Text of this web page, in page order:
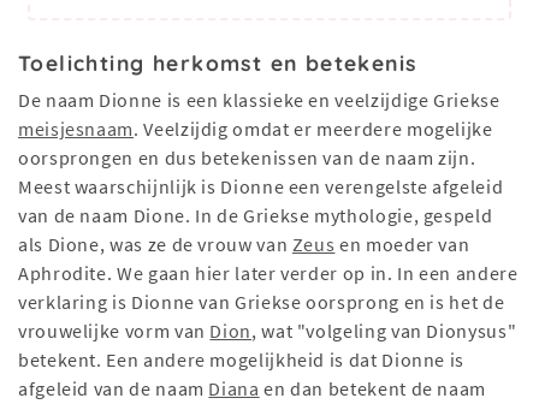
Toelichting herkomst en betekenis
De naam Dionne is een klassieke en veelzijdige Griekse
meisjesnaam. Veelzijdig omdat er meerdere mogelijke
oorsprongen en dus betekenissen van de naam zijn.
Meest waarschijnlijk is Dionne een verengelste afgeleid
van de naam Dione. In de Griekse mythologie, gespeld
als Dione, was ze de vrouw van Zeus en moeder van
Aphrodite. We gaan hier later verder op in. In een andere
verklaring is Dionne van Griekse oorsprong en is het de
vrouwelijke vorm van Dion, wat "volgeling van Dionysus"
betekent. Een andere mogelijkheid is dat Dionne is
afgeleid van de naam Diana en dan betekent de naam